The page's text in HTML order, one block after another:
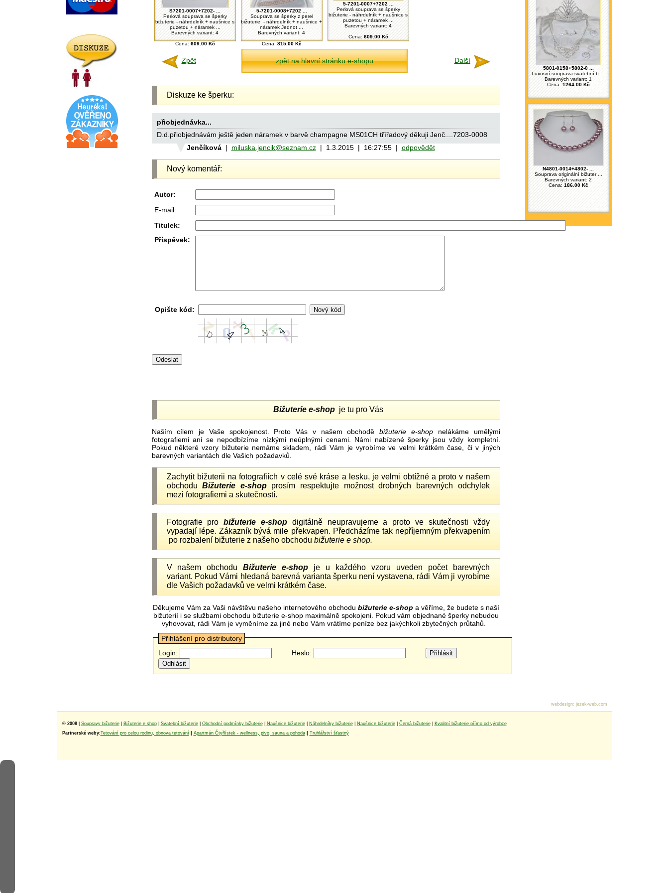
5801-0158+5802-0 ...
Luxusní souprava svatební b ...
Barevných variant: 1
Cena: 1264.00 Kč
N4801-0014+4802- ...
Souprava originální bižuter ...
Barevných variant: 2
Cena: 186.00 Kč
S7201-0007+7202- ...
Perlová souprava se šperky
bižuterie - náhrdelník + naušnice s
puzetou + náramek ...
Barevných variant: 4
Cena: 609.00 Kč
5-7201-0008+7202 ...
Souprava se šperky z perel
bižuterie - náhrdelník + naušnice +
náramek Jednot ...
Barevných variant: 4
Cena: 815.00 Kč
5-7201-0007+7202 ...
Perlová souprava se šperky
bižuterie - náhrdelník + naušnice s
puzetou + náramek ...
Barevných variant: 4
Cena: 609.00 Kč
Zpět zpět na hlavní stránku e-shopu Další
Diskuze ke šperku:
přiobjednávka...
D.d.přiobjednávám ještě jeden náramek v barvě champagne MS01CH třīřadový děkuji Jenč....7203-0008
Jenčíková| miluska.jencik@seznam.cz| 1.3.2015 | 16:27:55 | odpovědět
Nový komentář:
Autor:
E-mail:
Titulek:
Příspěvek:
Opište kód:
Bižuterie e-shopje tu pro Vás
Naším cílem je Vaše spokojenost. Proto Vás v našem obchoděbižuterie e-shopnelákáme umělými
fotografiemi ani se nepodbízíme nízkými neúplnými cenami. Námi nabízené šperky jsou vždy kompletní.
Pokud některé vzory bižuterie nemáme skladem, rádi Vám je vyrobíme ve velmi krátkém čase, či v jiných
barevných variantách dle Vašich požadavků.
Zachytit bižuterii na fotografiích v celé své kráse a lesku, je velmi obtížné a proto v našem
obchoduBižuterie e-shopprosím respektujte možnost drobných barevných odchylek
mezi fotografiemi a skutečností.
Fotografie probižuterie e-shopdigitálně neupravujeme a proto ve skutečnosti vždy
vypadají lépe. Zákazník bývá mile překvapen. Předcházíme tak nepříjemným překvapením
po rozbalení bižuterie z našeho obchodu bižuterie e shop.
V našem obchoduBižuterie e-shop je u každého vzoru uveden počet barevných
variant. Pokud Vámi hledaná barevná varianta šperku není vystavena, rádi Vám ji vyrobíme
dle Vašich požadavků ve velmi krátkém čase.
Děkujeme Vám za Vaši návštěvu našeho internetového obchodu bižuterie e-shop a věříme, že budete s naší
bižuterií i se službami obchodu bižuterie e-shop maximálně spokojeni. Pokud vám objednané šperky nebudou
vyhovovat, rádi Vám je vyměníme za jiné nebo Vám vrátíme peníze bez jakýchkoli zbytečných průtahů.
Přihlášení pro distributory
Login:
Heslo:
© 2008 Soupravy bižuterie| Bižuterie e shop| Svatební bižuterie| Obchodní podmínky bižuterie| Naušnice bižuterie| Náhrdelníky bižuterie| Naušnice bižuterie| Černá bižuterie|
Kvalitní bižuterie přímo od výrobce
Partnerské weby:Tetování pro celou rodinu, obnova tetování Apartmán Čtyřlístek - wellness, pivo, sauna a pohoda| Truhlářství šťastný
webdesign: jezek-web.com